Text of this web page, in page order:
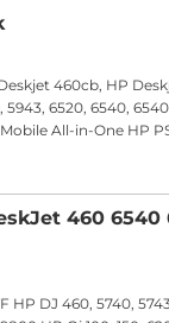
460cb, HP
6520, 6540,
All-in-One HP
460 6540
DJ 460, 5740,